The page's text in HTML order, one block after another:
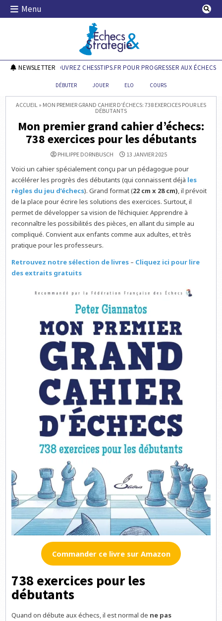
Skip
Menu
Echecs & Stratégie
NEWSLETTERDÉCOUVREZ CHESSTIPS.FR POUR PROGRESSER AUX ÉCHECS !
DÉBUTER JOUER ELO COURS
ACCUEIL » MON PREMIER GRAND CAHIER D’ÉCHECS: 738 EXERCICES POUR LES
DÉBUTANTS
Mon premier grand cahier d’échecs:
738 exercices pour les débutants
PHILIPPE DORNBUSCH 13 JANVIER 2025
Voici un cahier spécialement conçu par un pédagogue pour
accélérer les progrès des débutants (qui connaissent déjà les
règles du jeu d’échecs). Grand format (22 cm x 28 cm), il prévoit
de la place pour écrire les solutions des exercices. Surtout, il
permet de développer sa vision de l’échiquier. Apprendre à
reconnaître les possibilités des pièces, en allant du simple au
compliqué. Convient aux enfants comme aux adultes, et très
pratique pour les professeurs.
Retrouvez notre sélection de livres – Cliquez ici pour lire
des extraits gratuits
Commander ce livre sur Amazon
738 exercices pour les
débutants
Quand on débute aux échecs, il est normal de ne pas